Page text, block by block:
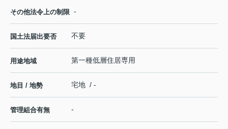
その他法令上の制限 -
国土法届出要否 不要
用途地域 第一種低層住居専用
地目 / 地勢 宅地 / -
管理組合有無 -